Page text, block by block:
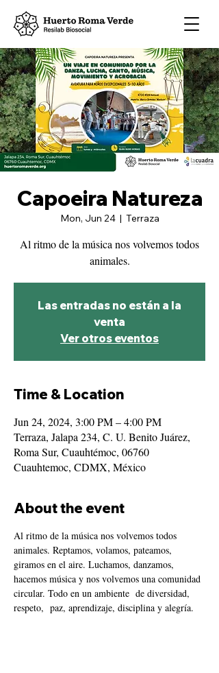
Capoeira Natureza
Mon, Jun 24
  |
Terraza
Al ritmo de la música nos volvemos todos
animales.
Las entradas no están a la
venta
Ver otros eventos
Time & Location
Jun 24, 2024, 3:00 PM – 4:00 PM
Terraza, Jalapa 234, C. U. Benito Juárez,
Roma Sur, Cuauhtémoc, 06760
Cuauhtemoc, CDMX, México
About the event
Al ritmo de la música nos volvemos todos
animales. Reptamos, volamos, pateamos,
giramos en el aire. Luchamos, danzamos,
hacemos música y nos volvemos una comunidad
circular. Todo en un ambiente  de diversidad,
respeto,  paz, aprendizaje, disciplina y alegría.